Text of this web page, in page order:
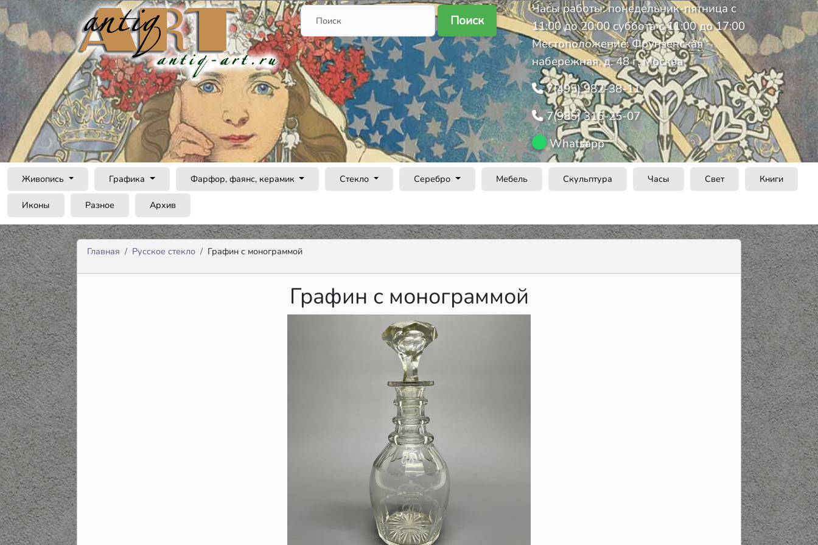
Поиск
Часы работы: понедельник-пятница с
11:00 до 20:00 суббота с 11:00 до 17:00
Местоположение: Фрунзенская
набережная, д. 48 г. Москва
7(495) 982-38-11
7(985) 316-25-07
Whatsapp
Живопись Графика Фарфор, фаянс, керамик Стекло Серебро Мебель Скульптура Часы Свет Книги
Иконы Разное Архив
Главная Русское стекло Графин с монограммой
Графин с монограммой